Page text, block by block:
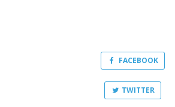
FACEBOOK
TWITTER